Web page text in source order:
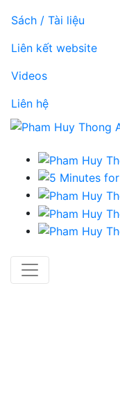
Sách / Tài liệu
Liên kết website
Videos
Liên hệ